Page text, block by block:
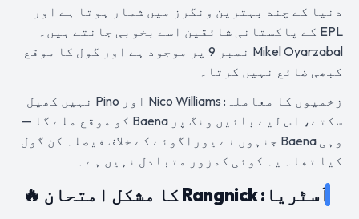
دنیا کے چند بہترین ونگرز میں شمار ہوتا ہے اور
EPL کے پاکستانی شائقین اسے بخوبی جانتے ہیں۔
Mikel Oyarzabal نمبر 9 پر موجود ہے اور گول کا موقع
کبھی ضائع نہیں کرتا۔
زخمیوں کا معاملہ: Nico Williams اور Pino نہیں کھیل
سکتے، اس لیے بائیں ونگ پر Baena کو موقع ملے گا —
وہی Baena جنہوں نے یوراگوئے کے خلاف فیصلہ کن گول
کیا تھا۔ یہ کوئی کمزور متبادل نہیں ہے۔
آسٹریا: Rangnick کا مشکل امتحان 🔥